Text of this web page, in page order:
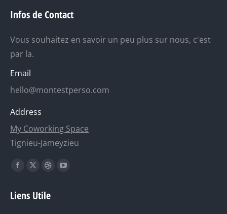
Infos de Contact
Vous souhaitez en savoir un peu plus sur nous, c'est
par la.
Email
hello@montestperso.com
Address
My Coworking Space
Tignieu-Jameyzieu
Trouvez nous sur :
La
Facebook
La
X
La
Dribble
La
Liens Utile